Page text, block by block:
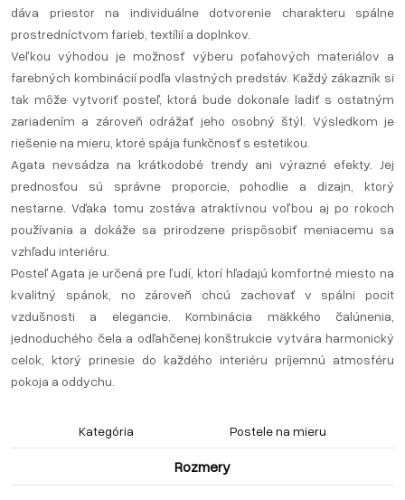
dáva priestor na individuálne dotvorenie charakteru spálne
prostredníctvom farieb, textílií a doplnkov.
Veľkou výhodou je možnosť výberu poťahových materiálov a
farebných kombinácií podľa vlastných predstáv. Každý zákazník si
tak môže vytvoriť posteľ, ktorá bude dokonale ladiť s ostatným
zariadením a zároveň odrážať jeho osobný štýl. Výsledkom je
riešenie na mieru, ktoré spája funkčnosť s estetikou.
Agata nevsádza na krátkodobé trendy ani výrazné efekty. Jej
prednosťou sú správne proporcie, pohodlie a dizajn, ktorý
nestarne. Vďaka tomu zostáva atraktívnou voľbou aj po rokoch
používania a dokáže sa prirodzene prispôsobiť meniacemu sa
vzhľadu interiéru.
Posteľ Agata je určená pre ľudí, ktorí hľadajú komfortné miesto na
kvalitný spánok, no zároveň chcú zachovať v spálni pocit
vzdušnosti a elegancie. Kombinácia mäkkého čalúnenia,
jednoduchého čela a odľahčenej konštrukcie vytvára harmonický
celok, ktorý prinesie do každého interiéru príjemnú atmosféru
pokoja a oddychu.
Kategória Postele na mieru
Rozmery